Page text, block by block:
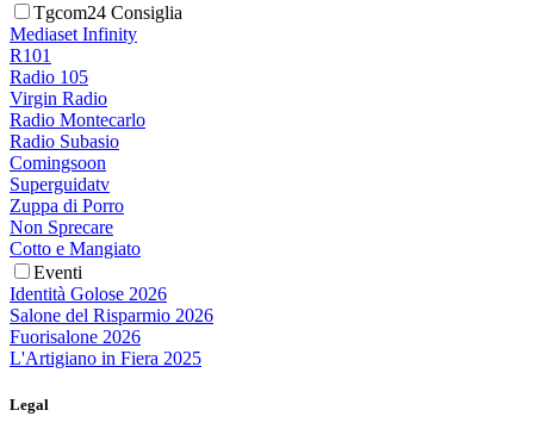
Tgcom24 Consiglia
Mediaset Infinity
R101
Radio 105
Virgin Radio
Radio Montecarlo
Radio Subasio
Comingsoon
Superguidatv
Zuppa di Porro
Non Sprecare
Cotto e Mangiato
Eventi
Identità Golose 2026
Salone del Risparmio 2026
Fuorisalone 2026
L'Artigiano in Fiera 2025
Legal